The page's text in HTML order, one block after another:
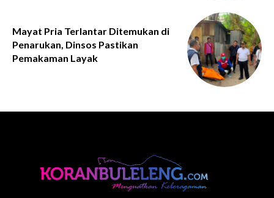
Mayat Pria Terlantar Ditemukan di
Penarukan, Dinsos Pastikan
Pemakaman Layak